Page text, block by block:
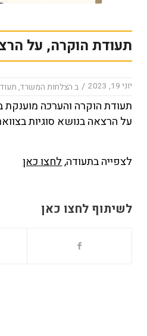
תעודת הוקרה, על
יוני 19, 2023 / ב הצלחות המשרד,
תעודת הוקרה והערכה מוענקת
על הרצאה בנושא סוגיות
לצפייה בתעודה,לחצו כאן
לשיתוף לחצו כאן